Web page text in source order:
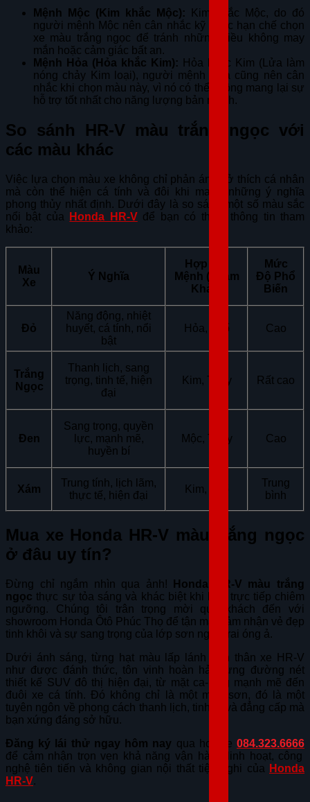
Mệnh Mộc (Kim khắc Mộc): Kim khắc Mộc, do đó
người mệnh Mộc nên cân nhắc kỹ hoặc hạn chế chọn
xe màu trắng ngọc để tránh những điều không may
mắn hoặc cảm giác bất an.
Mệnh Hỏa (Hỏa khắc Kim): Hỏa khắc Kim (Lửa làm
nóng chảy Kim loại), người mệnh Hỏa cũng nên cân
nhắc khi chọn màu này, vì nó có thể không mang lại sự
hỗ trợ tốt nhất cho năng lượng bản mệnh.
So sánh HR-V màu trắng ngọc với
các màu khác
Việc lựa chọn màu xe không chỉ phản ánh sở thích cá nhân
mà còn thể hiện cá tính và đôi khi mang những ý nghĩa
phong thủy nhất định. Dưới đây là so sánh một số màu sắc
nổi bật của
Honda HR-Vđể bạn có thêm thông tin tham
khảo:
Màu
Xe
Ý Nghĩa
Hợp Với
Mệnh (Tham
Khảo)
Mức
Độ Phổ
Biến
Đỏ
Năng động, nhiệt
huyết, cá tính, nổi
bật
Hỏa, Thổ Cao
Trắng
Ngọc
Thanh lịch, sang
trọng, tinh tế, hiện
đại
Kim, Thủy Rất cao
Đen
Sang trọng, quyền
lực, mạnh mẽ,
huyền bí
Mộc, Thủy Cao
Xám
Trung tính, lịch lãm,
thực tế, hiện đại
Kim, Thổ
Trung
bình
Mua xe Honda HR-V màu trắng ngọc
ở đâu uy tín?
Đừng chỉ ngắm nhìn qua ảnh!
Honda HR-V màu trắng
ngọc thực sự tỏa sáng và khác biệt khi bạn trực tiếp chiêm
ngưỡng. Chúng tôi trân trọng mời quý khách đến với
showroom Honda Ôtô Phúc Thọ để tận mắt cảm nhận vẻ đẹp
tinh khôi và sự sang trọng của lớp sơn ngọc trai óng ả.
Dưới ánh sáng, từng hạt màu lấp lánh trên thân xe HR-V
như được đánh thức, tôn vinh hoàn hảo từng đường nét
thiết kế SUV đô thị hiện đại, từ mặt ca-lăng mạnh mẽ đến
đuôi xe cá tính. Đó không chỉ là một màu sơn, đó là một
tuyên ngôn về phong cách thanh lịch, tinh tế và đẳng cấp mà
bạn xứng đáng sở hữu.
Đăng ký lái thử ngay hôm nay qua hotline084.323.6666
để cảm nhận trọn vẹn khả năng vận hành linh hoạt, công
nghệ tiên tiến và không gian nội thất tiện nghi của Honda
HR-V.